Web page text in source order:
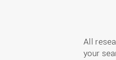
All
your